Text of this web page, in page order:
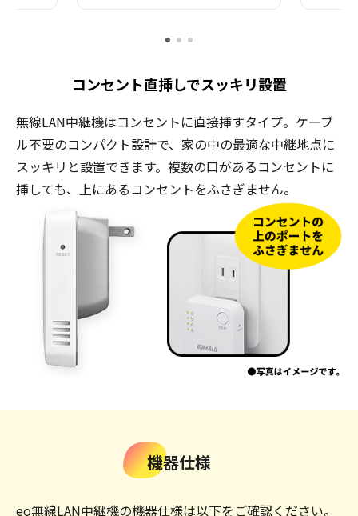
コンセント直挿しでスッキリ設置
無線LAN中継機はコンセントに直接挿すタイプ。ケーブ
ル不要のコンパクト設計で、家の中の最適な中継地点に
スッキリと設置できます。複数の口があるコンセントに
挿しても、上にあるコンセントをふさぎません。
機器仕様
eo無線LAN中継機の機器仕様は以下をご確認ください。